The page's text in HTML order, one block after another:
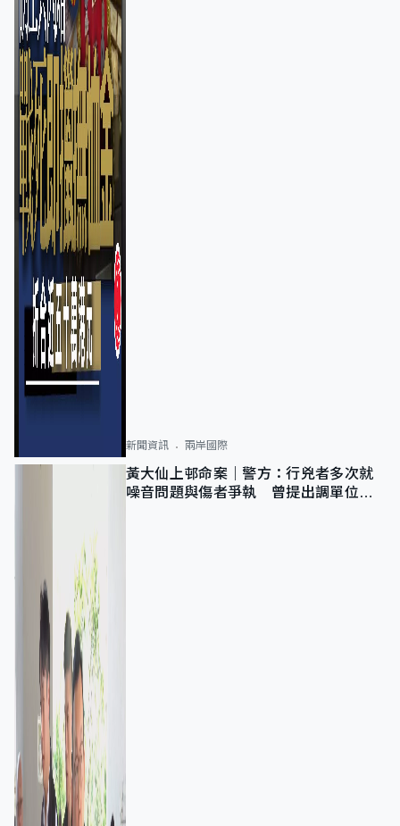
新聞資訊 兩岸國際
黃大仙上邨命案｜警方：行兇者多次就
噪音問題與傷者爭執 曾提出調單位已